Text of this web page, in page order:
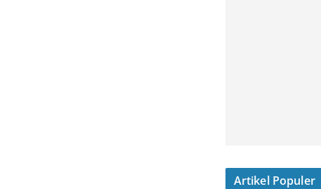
Artikel Populer